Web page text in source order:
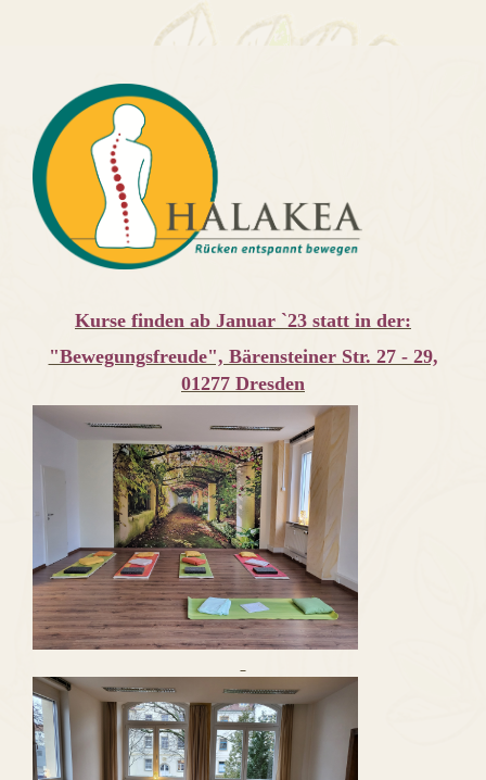
Kurse finden ab Januar `23 statt in der:
"Bewegungsfreude", Bärensteiner Str. 27 - 29,
01277 Dresden